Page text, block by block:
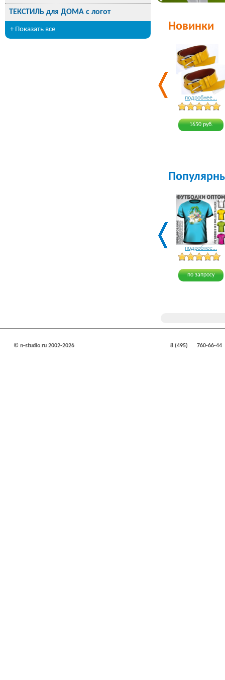
ТЕКСТИЛЬ для ДОМА с логот
+ Показать все Новинки
подробнее...
1650 руб.
подробнее...
по запросу
© n-studio.ru 2002-2026 8 (495) 760-66-44